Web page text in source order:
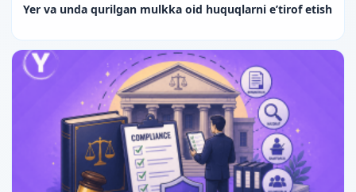
Yer va unda qurilgan mulkka oid huquqlarni e’tirof etish